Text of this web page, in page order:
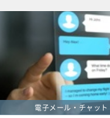
電子メール・チャット